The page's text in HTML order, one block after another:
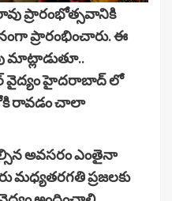
ప్రారంభోత్సవానికి
ప్రారంభించారు. ఈ
మాట్లాడుతూ..
వైద్యం హైదరాబాద్ లో
రావడం చాలా
అవసరం ఎంతైనా
మధ్యతరగతి ప్రజలకు